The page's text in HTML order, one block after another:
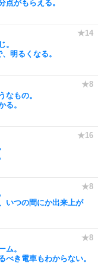
点がもらえる。
。
明るくなる。
なもの。
る。
いつの間にか出来上が
ム。
べき電車もわからない。